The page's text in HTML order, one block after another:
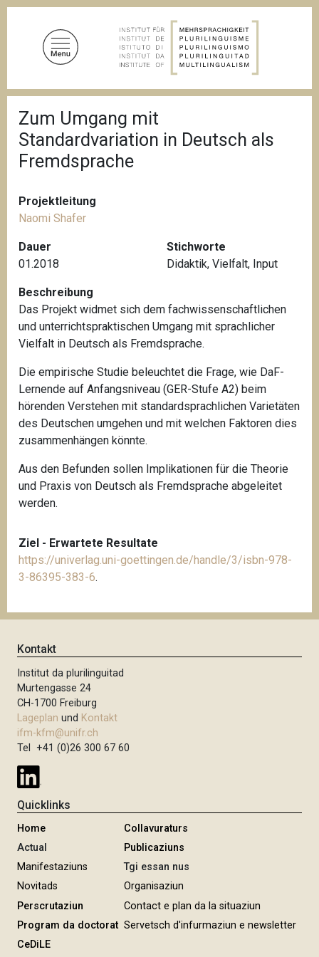
D
f
a
d
a
g
a
i
n
Zum Umgang mit
Standardvariation in Deutsch als
Fremdsprache
Projektleitung
Naomi Shafer
Dauer
01.2018
Stichworte
Didaktik, Vielfalt, Input
Beschreibung
Das Projekt widmet sich dem fachwissenschaftlichen
und unterrichtspraktischen Umgang mit sprachlicher
Vielfalt in Deutsch als Fremdsprache.
Die empirische Studie beleuchtet die Frage, wie DaF-
Lernende auf Anfangsniveau (GER-Stufe A2) beim
hörenden Verstehen mit standardsprachlichen Varietäten
des Deutschen umgehen und mit welchen Faktoren dies
zusammenhängen könnte.
Aus den Befunden sollen Implikationen für die Theorie
und Praxis von Deutsch als Fremdsprache abgeleitet
werden.
Ziel - Erwartete Resultate
https://univerlag.uni-goettingen.de/handle/3/isbn-978-
3-86395-383-6.
Kontakt
Institut da plurilinguitad
Murtengasse 24
CH-1700 Freiburg
Lageplan und Kontakt
ifm-kfm@unifr.ch
Tel +41 (0)26 300 67 60
Quicklinks
Home
Actual
Manifestaziuns
Novitads
Perscrutaziun
Program da doctorat
CeDiLE
Collavuraturs
Publicaziuns
Tgi essan nus
Organisaziun
Contact e plan da la situaziun
Servetsch d'infurmaziun e newsletter